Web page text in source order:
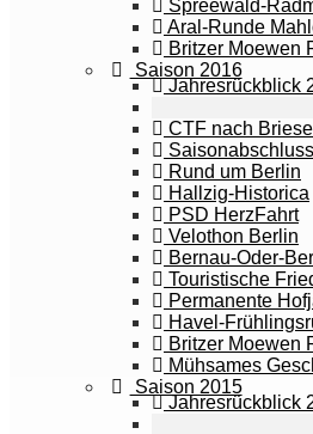
Spreewald-
Aral-Runde
Britzer Moewen
Saison 2016
Jahresrückblick
CTF nach
Rund um Berlin
Hallzig-Historica
PSD HerzFahrt
Velothon Berlin
Bernau-Oder-
Touristische
Permanente
Havel-
Britzer Moewen
Mühsames
Saison 2015
Jahresrückblick